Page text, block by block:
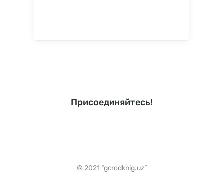
Присоединяйтесь!
© 2021 “gorodknig.uz”